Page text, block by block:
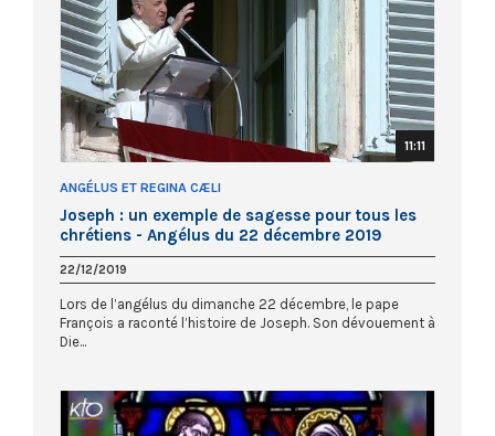
11:11
ANGÉLUS ET REGINA CÆLI
Joseph : un exemple de sagesse pour tous les
chrétiens - Angélus du 22 décembre 2019
22/12/2019
Lors de l’angélus du dimanche 22 décembre, le pape
François a raconté l’histoire de Joseph. Son dévouement à
Die...